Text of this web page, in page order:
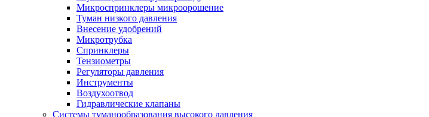
Микроспринклеры микроорошение
Туман низкого давления
Внесение удобрений
Микротрубка
Спринклеры
Тензиометры
Регуляторы давления
Инструменты
Воздухоотвод
Гидравлические клапаны
Системы туманообразования высокого давления